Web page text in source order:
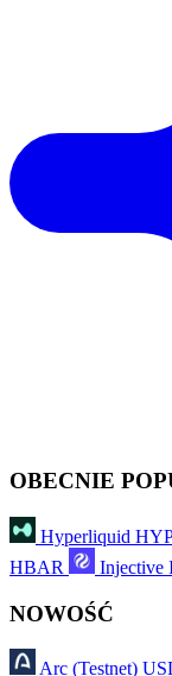
OBECNIE
Hyperliquid
HBAR
Injective
NOWOŚĆ
Arc (Testnet)